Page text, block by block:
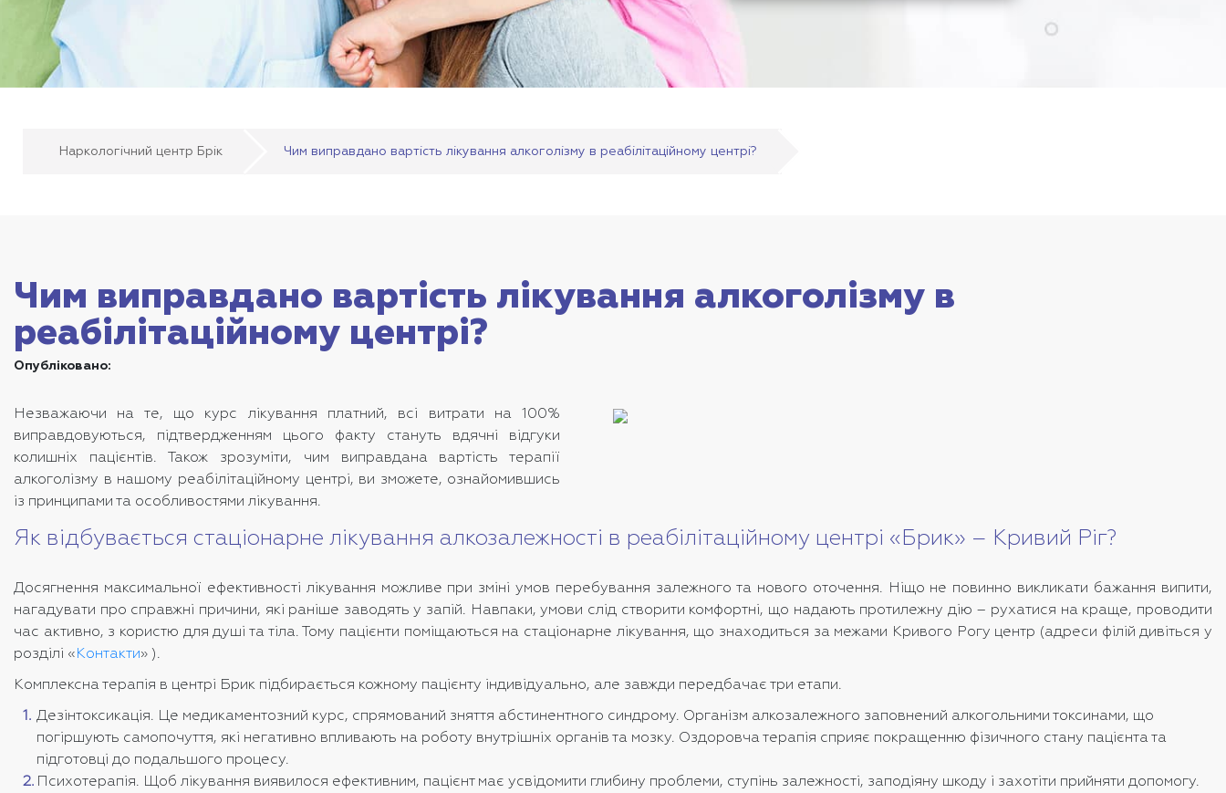
Наркологічний центр Брік Чим виправдано вартість лікування алкоголізму в реабілітаційному центрі?
Чим виправдано вартість лікування алкоголізму в
реабілітаційному центрі?
Опубліковано:
Незважаючи на те, що курс лікування платний, всі витрати на 100%
виправдовуються, підтвердженням цього факту стануть вдячні відгуки
колишніх пацієнтів. Також зрозуміти, чим виправдана вартість терапії
алкоголізму в нашому реабілітаційному центрі, ви зможете, ознайомившись
із принципами та особливостями лікування.
Як відбувається стаціонарне лікування алкозалежності в реабілітаційному центрі «Брик» – Кривий Ріг?
Досягнення максимальної ефективності лікування можливе при зміні умов перебування залежного та нового оточення. Ніщо не повинно викликати бажання випити,
нагадувати про справжні причини, які раніше заводять у запій. Навпаки, умови слід створити комфортні, що надають протилежну дію – рухатися на краще, проводити
час активно, з користю для душі та тіла. Тому пацієнти поміщаються на стаціонарне лікування, що знаходиться за межами Кривого Рогу центр (адреси філій дивіться у
розділі « Контакти» ).
Комплексна терапія в центрі Брик підбирається кожному пацієнту індивідуально, але завжди передбачає три етапи.
Дезінтоксикація. Це медикаментозний курс, спрямований зняття абстинентного синдрому. Організм алкозалежного заповнений алкогольними токсинами, що
погіршують самопочуття, які негативно впливають на роботу внутрішніх органів та мозку. Оздоровча терапія сприяє покращенню фізичного стану пацієнта та
підготовці до подальшого процесу.
Психотерапія. Щоб лікування виявилося ефективним, пацієнт має усвідомити глибину проблеми, ступінь залежності, заподіяну шкоду і захотіти прийняти допомогу.